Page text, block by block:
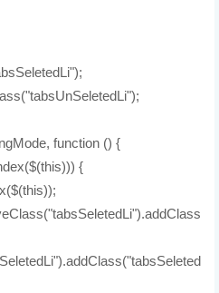
function () {
{